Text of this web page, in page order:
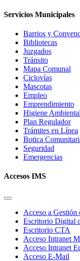
Servicios Municipales
Barrios y
Bibliotecas
Juzgados
Tránsito
Mapa Comunal
Ciclovías
Mascotas
Empleo
Emprendimiento
Higiene Ambiental
Plan Regulador
Trámites en Línea
Botica
Seguridad
Emergencias
Accesos IMS
Acceso a Gestión
Escritorio Digital
Escritorio CTA
Acceso Intranet
Acceso Intranet
Acceso E-Mail